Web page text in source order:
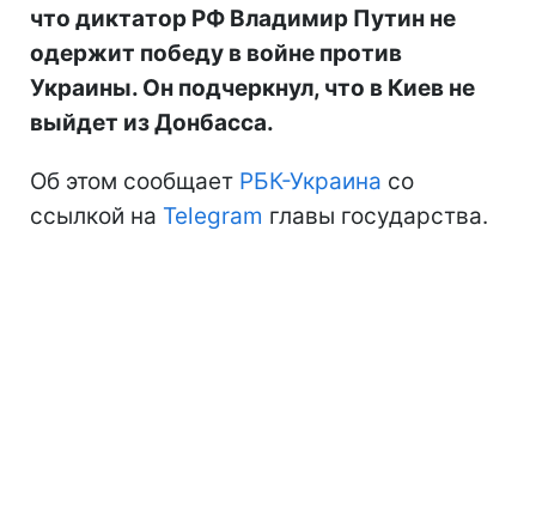
что диктатор РФ Владимир Путин не
одержит победу в войне против
Украины. Он подчеркнул, что в Киев не
выйдет из Донбасса.
Об этом сообщает РБК-Украина со
ссылкой на Telegram главы государства.